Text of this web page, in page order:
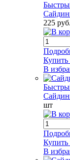
225 руб.
Купить
В
шт
Купить
В